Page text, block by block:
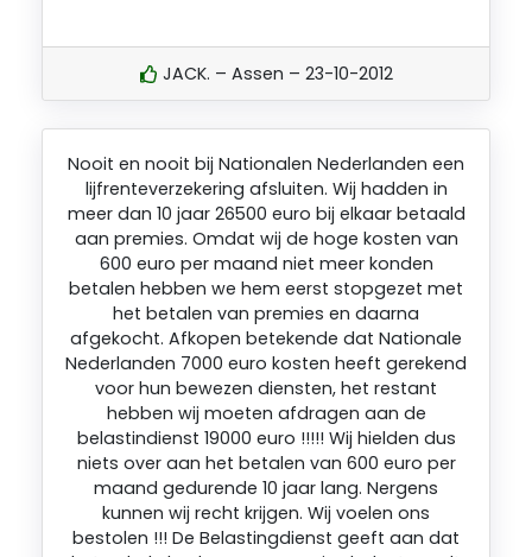
JACK. – Assen – 23-10-2012
Nooit en nooit bij Nationalen Nederlanden een
lijfrenteverzekering afsluiten. Wij hadden in
meer dan 10 jaar 26500 euro bij elkaar betaald
aan premies. Omdat wij de hoge kosten van
600 euro per maand niet meer konden
betalen hebben we hem eerst stopgezet met
het betalen van premies en daarna
afgekocht. Afkopen betekende dat Nationale
Nederlanden 7000 euro kosten heeft gerekend
voor hun bewezen diensten, het restant
hebben wij moeten afdragen aan de
belastindienst 19000 euro !!!!! Wij hielden dus
niets over aan het betalen van 600 euro per
maand gedurende 10 jaar lang. Nergens
kunnen wij recht krijgen. Wij voelen ons
bestolen !!! De Belastingdienst geeft aan dat